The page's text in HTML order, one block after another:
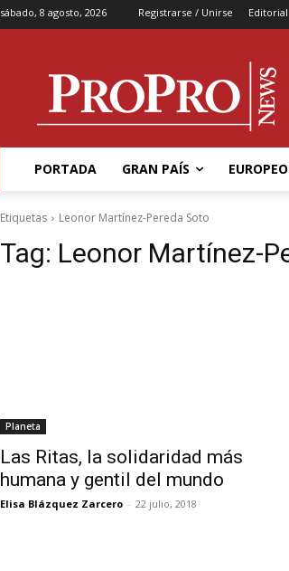
sábado, 8 agosto, 2026 Registrarse / Unirse Editorial
PORTADA GRAN PAÍS
Etiquetas Leonor Martínez-Pereda Soto
Tag: Leonor Martínez-
Planeta
Las Ritas, la solidaridad más
humana y gentil del mundo
Elisa Blázquez Zarcero - 22 julio, 2018